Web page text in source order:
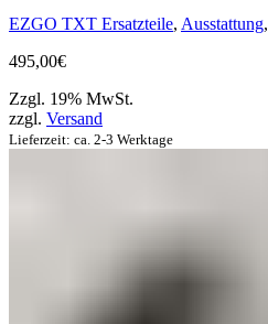
EZGO TXT Ersatzteile, Ausstattung,
495,00€
Zzgl. 19% MwSt.
zzgl. Versand
Lieferzeit: ca. 2-3 Werktage